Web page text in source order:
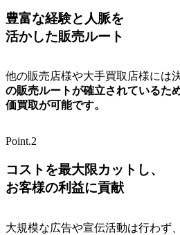
豊富な経験と人脈を
活かした販売ルート
他の販売店様や大手買取店様には
の販売ルートが確立されているた
価買取が可能です。
Point.2
コストを最大限カットし、
お客様の利益に貢献
大規模な広告や宣伝活動は行わず